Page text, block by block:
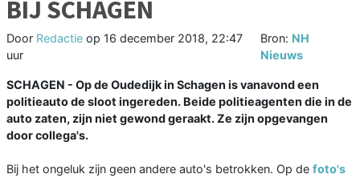
BIJ SCHAGEN
Door Redactie op 16 december 2018, 22:47
uur
Bron: NH
Nieuws
SCHAGEN - Op de Oudedijk in Schagen is vanavond een
politieauto de sloot ingereden. Beide politieagenten die in de
auto zaten, zijn niet gewond geraakt. Ze zijn opgevangen
door collega's.
Bij het ongeluk zijn geen andere auto's betrokken. Op de foto's